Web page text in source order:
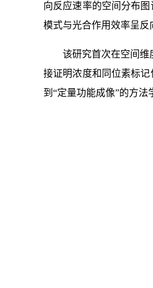
向反应速率的空间分布
模式与光合作用效率呈反
该研究首次在空间维
接证明浓度和同位素标
到“定量功能成像”的方法